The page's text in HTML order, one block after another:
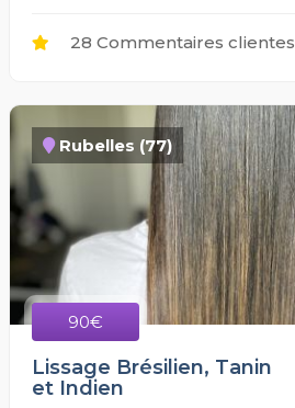
28 Commentaires clientes
Rubelles (77)
90€
Lissage Brésilien, Tanin
et Indien